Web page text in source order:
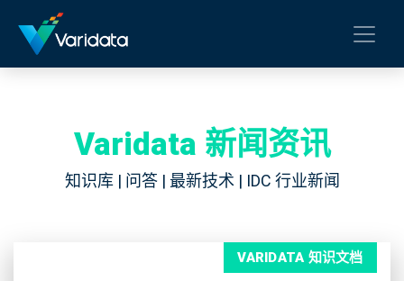
Varidata 新闻资讯
知识库 | 问答 | 最新技术 | IDC 行业新闻
VARIDATA 知识文档